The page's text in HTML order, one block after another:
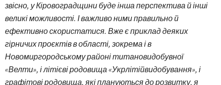
звісно, у Кіровоградщини буде інша перспектива й інші
великі можливості. І важливо ними правильно й
ефективно скористатися. Вже є приклад деяких
гірничих проєктів в області, зокрема і в
Новомиргородському районі титановидобувної
«Велти», і літієві родовища «Укрлітійвидобування», і
графітові родовища, які плануються до розвитку, я